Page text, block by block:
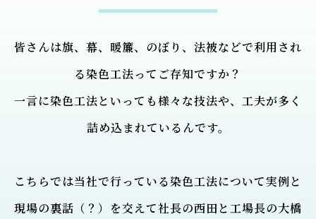
皆さんは旗、幕、暖簾、のぼり、法被などで利用され
る染色工法ってご存知ですか？
一言に染色工法といっても様々な技法や、工夫が多く
詰め込まれているんです。
こちらでは当社で行っている染色工法について実例と
現場の裏話（？）を交えて社長の西田と工場長の大橋